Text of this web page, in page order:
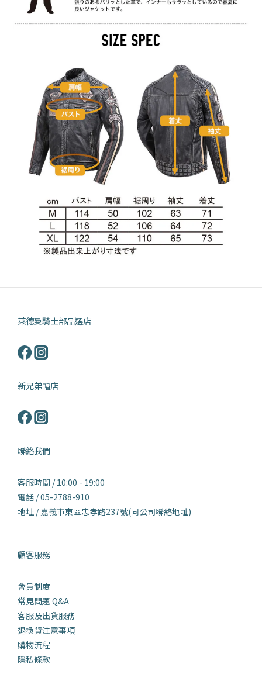
萊德曼騎士部品選店
新兄弟帽店
聯絡我們
客服時間 / 10:00 - 19:00
電話 / 05-2788-910
地址 / 嘉義市東區忠孝路237號(同公司聯絡地址)
顧客服務
會員制度
常見問題 Q&A
客服及出貨服務
退換貨注意事項
購物流程
隱私條款